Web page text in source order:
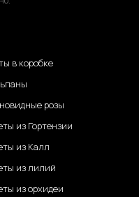
в коробке
розы
из Гортензии
из Калл
из лилий
из орхидеи